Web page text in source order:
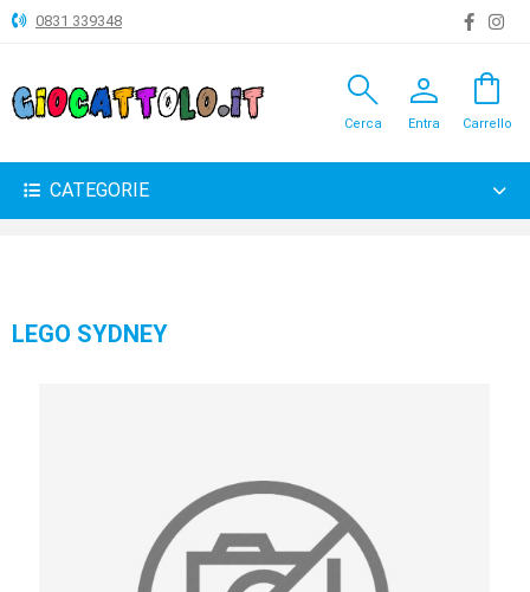
ANIMALI
BAMBOLE
0831 339348
search
Cerca
person
Entra
shopping_bag
Carrello
CATEGORIE
LEGO SYDNEY